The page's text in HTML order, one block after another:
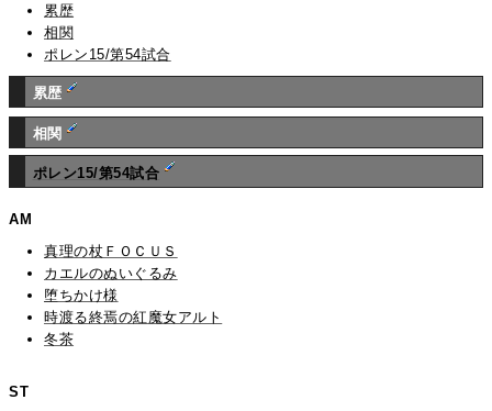
累歴
相関
ポレン15/第54試合
累歴
相関
ポレン15/第54試合
AM
真理の杖ＦＯＣＵＳ
カエルのぬいぐるみ
堕ちかけ様
時渡る終焉の紅魔女アルト
冬茶
ST